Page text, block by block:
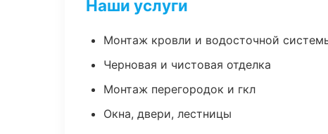
Наши услуги
Монтаж кровли и водосточной
Черновая и чистовая отделка
Монтаж перегородок и гкл
Окна, двери, лестницы